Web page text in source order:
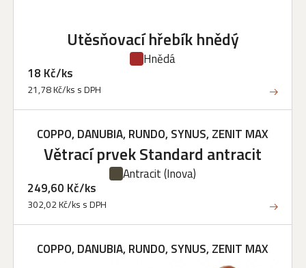
Utěsňovací hřebík hnědý
Hnědá
18 Kč/ks
21,78 Kč/ks s DPH
COPPO, DANUBIA, RUNDO, SYNUS, ZENIT MAX
Větrací prvek Standard antracit
Antracit(Inova)
249,60 Kč/ks
302,02 Kč/ks s DPH
COPPO, DANUBIA, RUNDO, SYNUS, ZENIT MAX